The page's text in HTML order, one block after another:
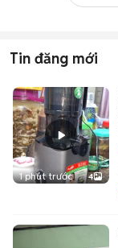
Tin đăng mới
1 phút trước 4